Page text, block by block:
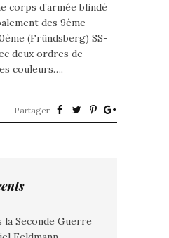
corps d’armée blindé
des 9ème
(Fründsberg) SS-
deux ordres de
couleurs….
Partager
Seconde Guerre